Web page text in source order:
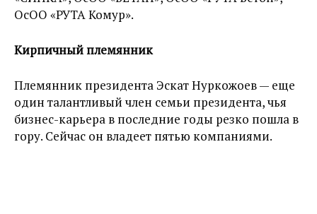
ОсОО «РУТА Комур».
Кирпичный племянник
Племянник президента Эскат Нуркожоев — еще
один талантливый член семьи президента, чья
бизнес-карьера в последние годы резко пошла в
гору. Сейчас он владеет пятью компаниями.